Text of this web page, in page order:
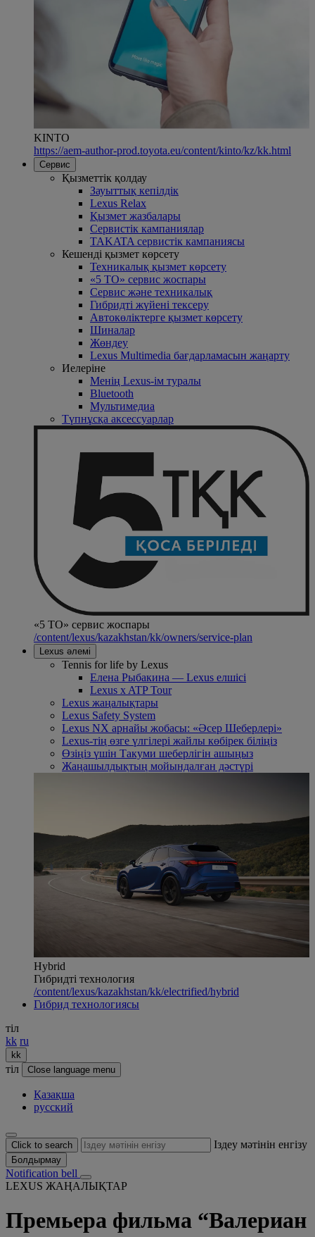
KINTO
https://aem-author-prod.toyota.eu/content/kinto/kz/kk.html
Сервис
Қызметтік қолдау
Зауыттық кепілдік
Lexus Relax
Қызмет жазбалары
Сервистік кампаниялар
TAKATA сервистік кампаниясы
Кешенді қызмет көрсету
Техникалық қызмет көрсету
«5 ТО» сервис жоспары
Сервис және техникалық
Гибридті жүйені тексеру
Автокөліктерге қызмет көрсету
Шиналар
Жөндеу
Lexus Multimedia бағдарламасын жаңарту
Иелеріне
Менің Lexus-ім туралы
Bluetooth
Mультимедиа
Түпнұсқа аксессуарлар
«5 ТО» сервис жоспары
/content/lexus/kazakhstan/kk/owners/service-plan
Lexus әлемі
Tennis for life by Lexus
Елена Рыбакина — Lexus елшісі
Lexus x ATP Tour
Lexus жаңалықтары
Lexus Safety System
Lexus NX арнайы жобасы: «Әсер Шеберлері»
Lexus-тің өзге үлгілері жайлы көбірек біліңіз
Өзіңіз үшін Такуми шеберлігін ашыңыз
Жаңашылдықтың мойындалған дәстүрі
Hybrid
Гибридті технология
/content/lexus/kazakhstan/kk/electrified/hybrid
Гибрид технологиясы
тіл
kk ru
kk
тіл Close language menu
Қазақша
русский
Click to search Іздеу мәтінін енгізу
Болдырмау
Notification bell
LEXUS ЖАҢАЛЫҚТАР
Премьера фильма “Валериан